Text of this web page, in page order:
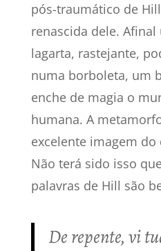
pós-traumático de
renascida dele.
lagarta, rastejante,
numa borboleta, um
enche de magia o
humana. A
excelente imagem
Não terá sido isso
palavras de Hill são
De repente, vi